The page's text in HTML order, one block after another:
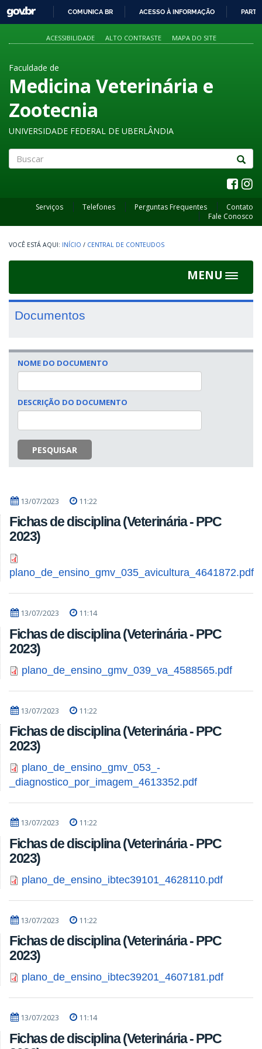
PARA
O
GOVBR
COMUNICA BR ACESSO À INFORMAÇÃO
ACESSIBILIDADE ALTO CONTRASTE MAPA DO SITE
Faculdade de
Medicina Veterinária e
Zootecnia
UNIVERSIDADE FEDERAL DE UBERLÂNDIA
Serviços Telefones Perguntas Frequentes
Contato
Fale Conosco
INÍCIO / CENTRAL DE CONTEUDOS
MENU
Toggle
Documentos
NOME DO DOCUMENTO
DESCRIÇÃO DO DOCUMENTO
PESQUISAR
13/07/2023 11:22
Fichas de disciplina (Veterinária - PPC
2023)
plano_de_ensino_gmv_035_avicultura_4641872.pdf
13/07/2023 11:14
Fichas de disciplina (Veterinária - PPC
2023)
plano_de_ensino_gmv_039_va_4588565.pdf
13/07/2023 11:22
Fichas de disciplina (Veterinária - PPC
2023)
plano_de_ensino_gmv_053_-
_diagnostico_por_imagem_4613352.pdf
13/07/2023 11:22
Fichas de disciplina (Veterinária - PPC
2023)
plano_de_ensino_ibtec39101_4628110.pdf
13/07/2023 11:22
Fichas de disciplina (Veterinária - PPC
2023)
plano_de_ensino_ibtec39201_4607181.pdf
13/07/2023 11:14
Fichas de disciplina (Veterinária - PPC